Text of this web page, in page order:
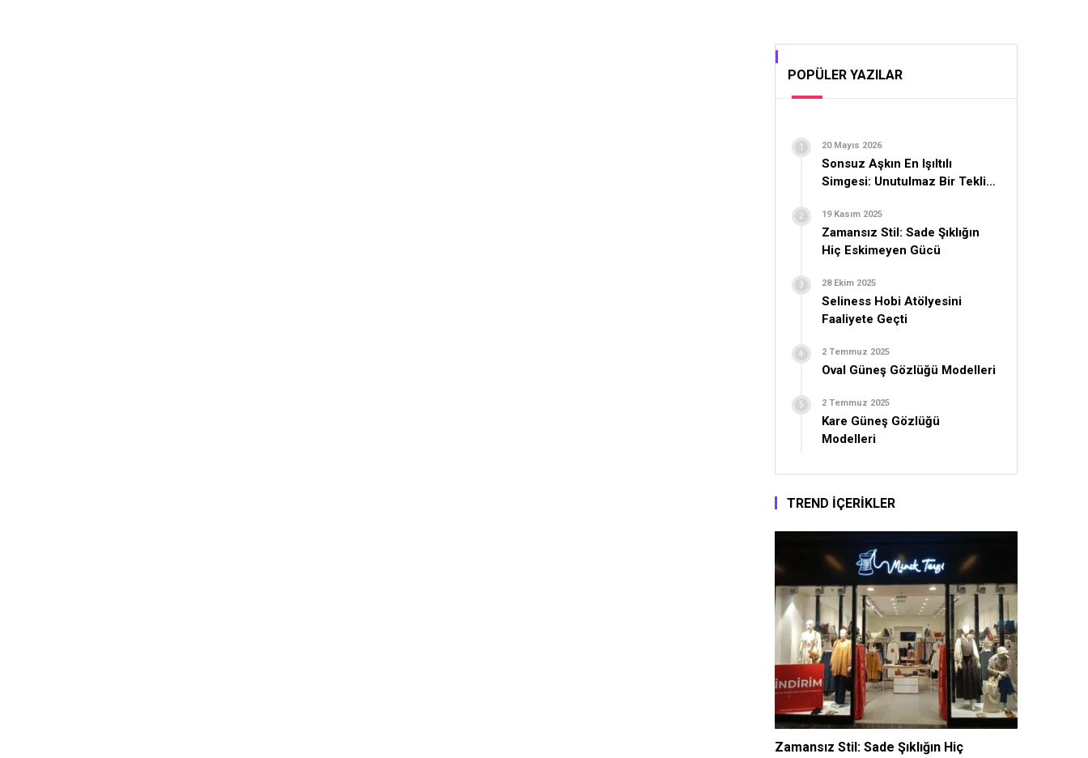
POPÜLER YAZILAR
20 Mayıs 2026
Sonsuz Aşkın En Işıltılı
Simgesi: Unutulmaz Bir Teklif
19 Kasım 2025
Zamansız Stil: Sade Şıklığın
Hiç Eskimeyen Gücü
28 Ekim 2025
Seliness Hobi Atölyesini
Faaliyete Geçti
2 Temmuz 2025
Oval Güneş Gözlüğü Modelleri
2 Temmuz 2025
Kare Güneş Gözlüğü
Modelleri
TREND İÇERİKLER
Zamansız Stil: Sade Şıklığın Hiç